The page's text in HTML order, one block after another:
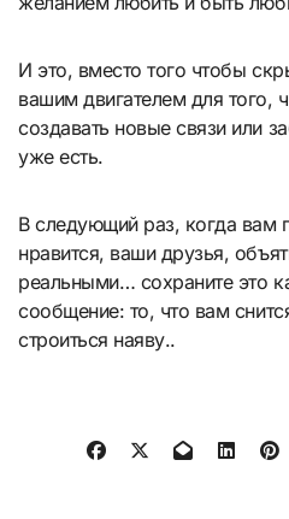
И это, вместо того чтобы
вашим двигателем для того,
создавать новые связи или
уже есть.
В следующий раз, когда вам
нравится, ваши друзья,
реальными… сохраните это
сообщение: то, что вам
строиться наяву..